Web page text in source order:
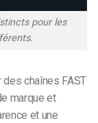
pour les
chaînes FAST
marque et
et une